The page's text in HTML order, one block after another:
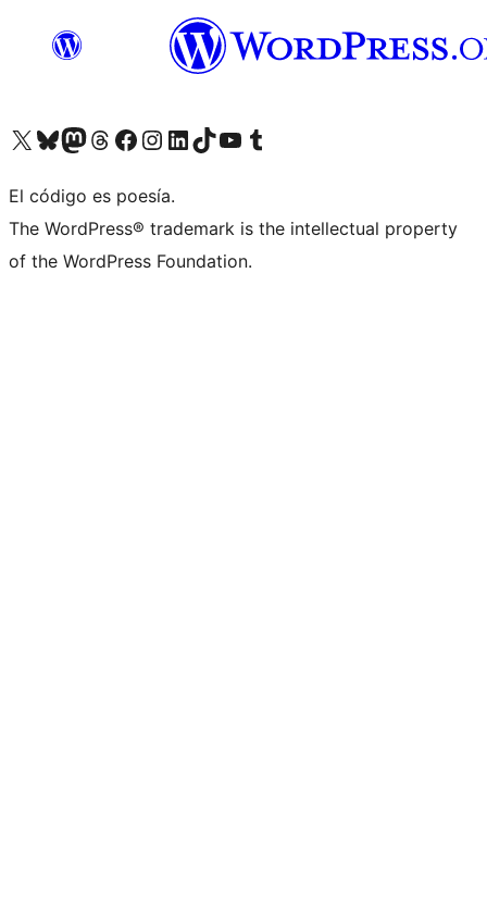
Visita nuestra cuenta de X (anteriormente Twitter)
Visita nuestra cuenta de Bluesky
Visita nuestra cuenta de Mastodon
Visita nuestra cuenta de Threads
Visita nuestra página de Facebook
Visita nuestra cuenta de Instagram
Visita nuestra cuenta de LinkedIn
Visita nuestra cuenta de TikTok
Visita nuestro canal de YouTube
Visita nuestra cuenta de Tumblr
El código es poesía.
The WordPress® trademark is the intellectual property
of the WordPress Foundation.